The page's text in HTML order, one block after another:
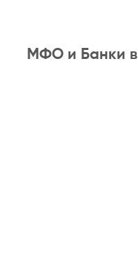
МФО и Банки в